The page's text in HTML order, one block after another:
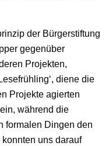
der Bürgerstiftung
gegenüber
Projekten,
diene die
Projekte agierten
während die
formalen Dingen den
konnten uns darauf